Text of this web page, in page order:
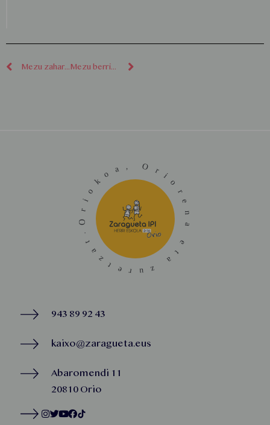
Mezu zaharragoak Mezu berriagoak
943 89 92 43
kaixo@zaragueta.eus
Abaromendi 11
20810 Orio